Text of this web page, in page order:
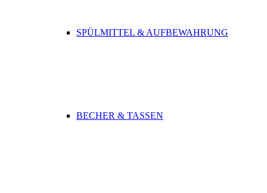
SPÜLMITTEL & AUFBEWAHRUNG
BECHER & TASSEN